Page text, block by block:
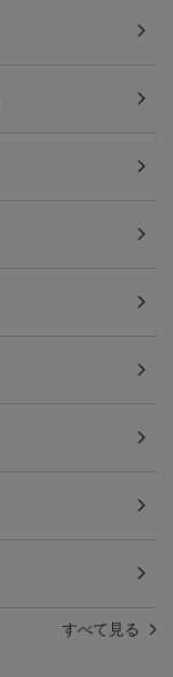
すべて見る